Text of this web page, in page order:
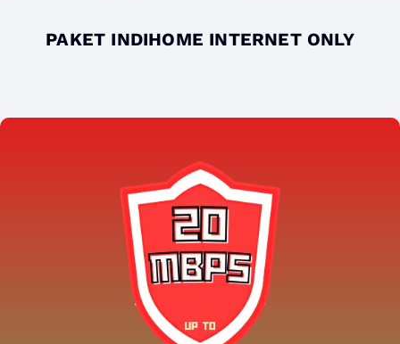
PAKET INDIHOME INTERNET ONLY